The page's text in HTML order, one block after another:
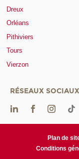
Dreux
Orléans
Pithiviers
Tours
Vierzon
RÉSEAUX SOCIAUX
Plan de
Conditions